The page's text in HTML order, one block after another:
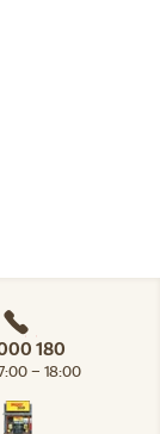
180
– 18:00